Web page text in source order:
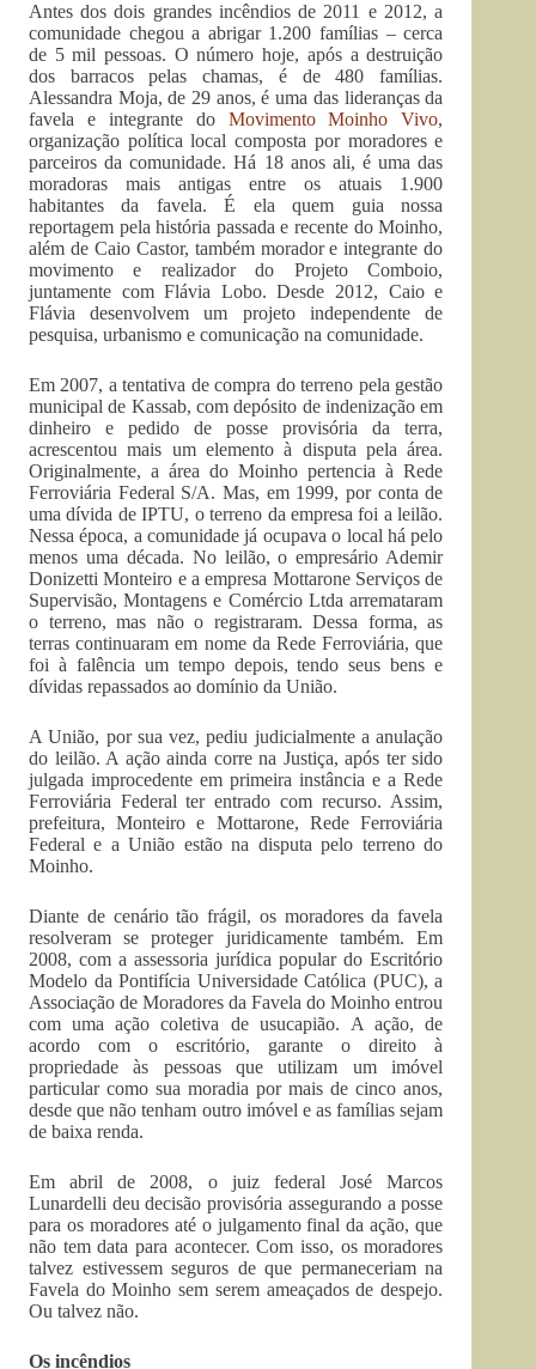
Antes dos dois grandes incêndios de 2011 e 2012, a
comunidade chegou a abrigar 1.200 famílias – cerca
de 5 mil pessoas. O número hoje, após a destruição
dos barracos pelas chamas, é de 480 famílias.
Alessandra Moja, de 29 anos, é uma das lideranças da
favela e integrante do Movimento Moinho Vivo,
organização política local composta por moradores e
parceiros da comunidade. Há 18 anos ali, é uma das
moradoras mais antigas entre os atuais 1.900
habitantes da favela. É ela quem guia nossa
reportagem pela história passada e recente do Moinho,
além de Caio Castor, também morador e integrante do
movimento e realizador do Projeto Comboio,
juntamente com Flávia Lobo. Desde 2012, Caio e
Flávia desenvolvem um projeto independente de
pesquisa, urbanismo e comunicação na comunidade.
Em 2007, a tentativa de compra do terreno pela gestão
municipal de Kassab, com depósito de indenização em
dinheiro e pedido de posse provisória da terra,
acrescentou mais um elemento à disputa pela área.
Originalmente, a área do Moinho pertencia à Rede
Ferroviária Federal S/A. Mas, em 1999, por conta de
uma dívida de IPTU, o terreno da empresa foi a leilão.
Nessa época, a comunidade já ocupava o local há pelo
menos uma década. No leilão, o empresário Ademir
Donizetti Monteiro e a empresa Mottarone Serviços de
Supervisão, Montagens e Comércio Ltda arremataram
o terreno, mas não o registraram. Dessa forma, as
terras continuaram em nome da Rede Ferroviária, que
foi à falência um tempo depois, tendo seus bens e
dívidas repassados ao domínio da União.
A União, por sua vez, pediu judicialmente a anulação
do leilão. A ação ainda corre na Justiça, após ter sido
julgada improcedente em primeira instância e a Rede
Ferroviária Federal ter entrado com recurso. Assim,
prefeitura, Monteiro e Mottarone, Rede Ferroviária
Federal e a União estão na disputa pelo terreno do
Moinho.
Diante de cenário tão frágil, os moradores da favela
resolveram se proteger juridicamente também. Em
2008, com a assessoria jurídica popular do Escritório
Modelo da Pontifícia Universidade Católica (PUC), a
Associação de Moradores da Favela do Moinho entrou
com uma ação coletiva de usucapião. A ação, de
acordo com o escritório, garante o direito à
propriedade às pessoas que utilizam um imóvel
particular como sua moradia por mais de cinco anos,
desde que não tenham outro imóvel e as famílias sejam
de baixa renda.
Em abril de 2008, o juiz federal José Marcos
Lunardelli deu decisão provisória assegurando a posse
para os moradores até o julgamento final da ação, que
não tem data para acontecer. Com isso, os moradores
talvez estivessem seguros de que permaneceriam na
Favela do Moinho sem serem ameaçados de despejo.
Ou talvez não.
Os incêndios